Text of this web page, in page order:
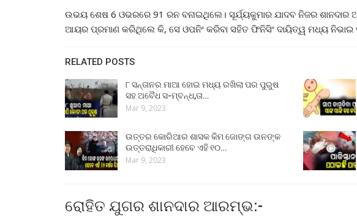
ଉଭୟ ଶେଷ 6 ଓଭରରେ 91 ରନ ବନାଇଥିଲେ। ସୂର୍ଯ୍ୟକୁମାର ଯାଦବ ନିଜର
ଆୟର ପ୍ରମାଣ କରିଥିଲେ କି, ସେ ଓପନିଂ କରିବା ସହିତ ଫିନିସିଂ ଦାୟିତ୍ୱ ମଧ୍ୟ ନିଭାଇ
RELATED POSTS
୮ ସନ୍ତାନର ମାଆ ହୋଇ ମଧ୍ୟ ରଖିଲା ପର ପୁରୁଷ
ସହ ଅବୈଧ ସ-ମ୍ବନ୍ଧ,ତା…
Mar 9, 2023
ଉତ୍ତର କୋରିଆର ଶାସକ କିମ ଜୋଙ୍ଗ ଉନଙ୍କ
ଉତ୍ତରାଧିକାରୀ ହେବେ ଏହି ୧୦…
Mar 9, 2023
ରୋହିତ ଯୁଗର ଶାନଦାର ଆରମ୍ଭ:-